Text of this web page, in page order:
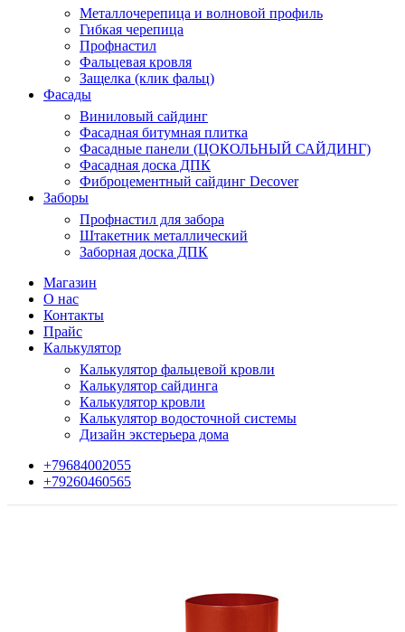
Металлочерепица и волновой профиль
Гибкая черепица
Профнастил
Фальцевая кровля
Защелка (клик фальц)
Фасады
Виниловый сайдинг
Фасадная битумная плитка
Фасадные панели (ЦОКОЛЬНЫЙ САЙДИНГ)
Фасадная доска ДПК
Фиброцементный сайдинг Decover
Заборы
Профнастил для забора
Штакетник металлический
Заборная доска ДПК
Магазин
О нас
Контакты
Прайс
Калькулятор
Калькулятор фальцевой кровли
Калькулятор сайдинга
Калькулятор кровли
Калькулятор водосточной системы
Дизайн экстерьера дома
+79684002055
+79260460565